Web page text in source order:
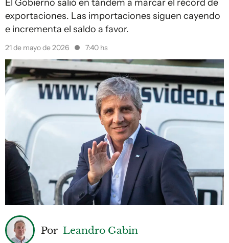
El Gobierno salió en tándem a marcar el récord de
exportaciones. Las importaciones siguen cayendo
e incrementa el saldo a favor.
21 de mayo de 2026 7:40 hs
Por Leandro Gabin